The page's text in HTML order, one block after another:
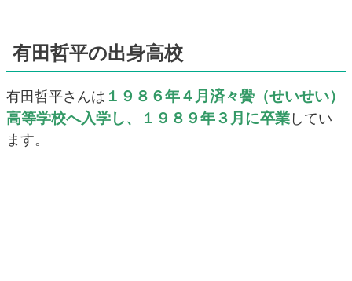
有田哲平の出身高校
有田哲平さんは １９８６年４月済々黌（せいせい）
高等学校へ入学し、１９８９年３月に卒業 してい
ます。